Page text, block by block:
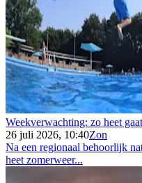
Weekverwachting: zo heet
26 juli 2026, 10:40Zon
Na een regionaal behoorlijk
heet zomerweer...